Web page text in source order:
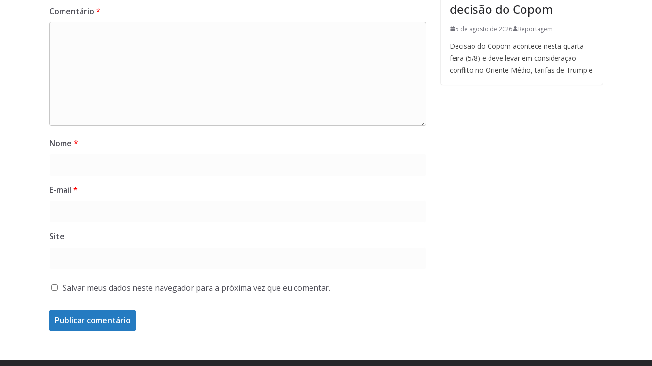
Comentário *
Nome *
E-mail *
Site
Salvar meus dados neste navegador para a próxima vez que eu comentar.
decisão do Copom
5 de agosto de 2026 Reportagem
Decisão do Copom acontece nesta quarta-
feira (5/8) e deve levar em consideração
conflito no Oriente Médio, tarifas de Trump e